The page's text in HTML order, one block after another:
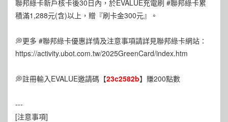
聯邦綠卡新戶核卡後30日內，於EVALUE充電刷 #聯邦綠卡累
積滿1,288元(含)以上，贈『刷卡金300元』。
💭更多 #聯邦綠卡優惠詳情及注意事項請詳見聯邦綠卡網站∶
https://activity.ubot.com.tw/2025GreenCard/index.htm
💭註冊輸入EVALUE邀請碼【23c2582b】賺200點數
---
[注意事項]